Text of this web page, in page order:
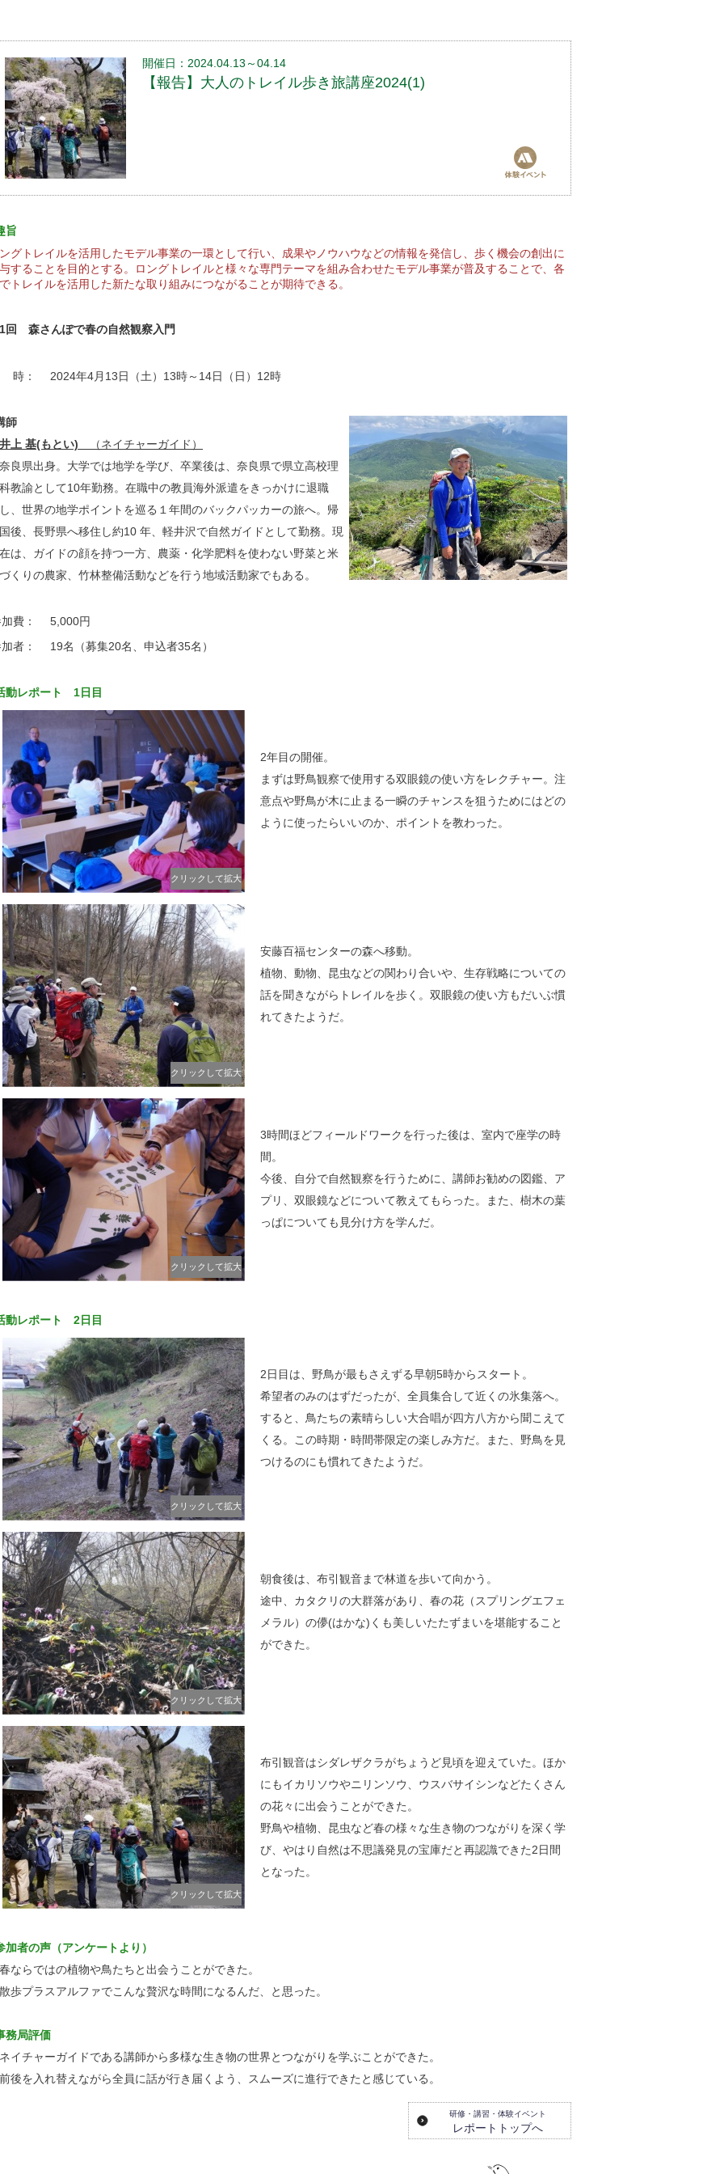
開催日：2024.04.13～04.14
【報告】大人のトレイル歩き旅講座2024(1)
旨
グトレイルを活用したモデル事業の一環として行い、成果やノウハウなどの情報を発信し、歩く機会の創出に
することを目的とする。ロングトレイルと様々な専門テーマを組み合わせたモデル事業が普及することで、各
トレイルを活用した新たな取り組みにつながることが期待できる。
回 森さんぽで春の自然観察入門
時： 2024年4月13日（土）13時～14日（日）12時
師
井上 基(もとい) （ネイチャーガイド）
奈良県出身。大学では地学を学び、卒業後は、奈良県で県立高校理
科教諭として10年勤務。在職中の教員海外派遣をきっかけに退職
し、世界の地学ポイントを巡る１年間のバックパッカーの旅へ。帰
国後、長野県へ移住し約10 年、軽井沢で自然ガイドとして勤務。現
在は、ガイドの顔を持つ一方、農薬・化学肥料を使わない野菜と米
づくりの農家、竹林整備活動などを行う地域活動家でもある。
費：
5,000円
者：
19名（募集20名、申込者35名）
動レポート 1日目
クリックして拡大
2年目の開催。
まずは野鳥観察で使用する双眼鏡の使い方をレクチャー。注
意点や野鳥が木に止まる一瞬のチャンスを狙うためにはどの
ように使ったらいいのか、ポイントを教わった。
クリックして拡大
安藤百福センターの森へ移動。
植物、動物、昆虫などの関わり合いや、生存戦略についての
話を聞きながらトレイルを歩く。双眼鏡の使い方もだいぶ慣
れてきたようだ。
クリックして拡大
3時間ほどフィールドワークを行った後は、室内で座学の時
間。
今後、自分で自然観察を行うために、講師お勧めの図鑑、ア
プリ、双眼鏡などについて教えてもらった。また、樹木の葉
っぱについても見分け方を学んだ。
動レポート 2日目
クリックして拡大
2日目は、野鳥が最もさえずる早朝5時からスタート。
希望者のみのはずだったが、全員集合して近くの氷集落へ。
すると、鳥たちの素晴らしい大合唱が四方八方から聞こえて
くる。この時期・時間帯限定の楽しみ方だ。また、野鳥を見
つけるのにも慣れてきたようだ。
クリックして拡大
朝食後は、布引観音まで林道を歩いて向かう。
途中、カタクリの大群落があり、春の花（スプリングエフェ
メラル）の儚(はかな)くも美しいたたずまいを堪能すること
ができた。
クリックして拡大
布引観音はシダレザクラがちょうど見頃を迎えていた。ほか
にもイカリソウやニリンソウ、ウスバサイシンなどたくさん
の花々に出会うことができた。
野鳥や植物、昆虫など春の様々な生き物のつながりを深く学
び、やはり自然は不思議発見の宝庫だと再認識できた2日間
となった。
加者の声（アンケートより）
春ならではの植物や鳥たちと出会うことができた。
散歩プラスアルファでこんな贅沢な時間になるんだ、と思った。
務局評価
ネイチャーガイドである講師から多様な生き物の世界とつながりを学ぶことができた。
前後を入れ替えながら全員に話が行き届くよう、スムーズに進行できたと感じている。
研修・講習・体験イベント
レポートトップへ